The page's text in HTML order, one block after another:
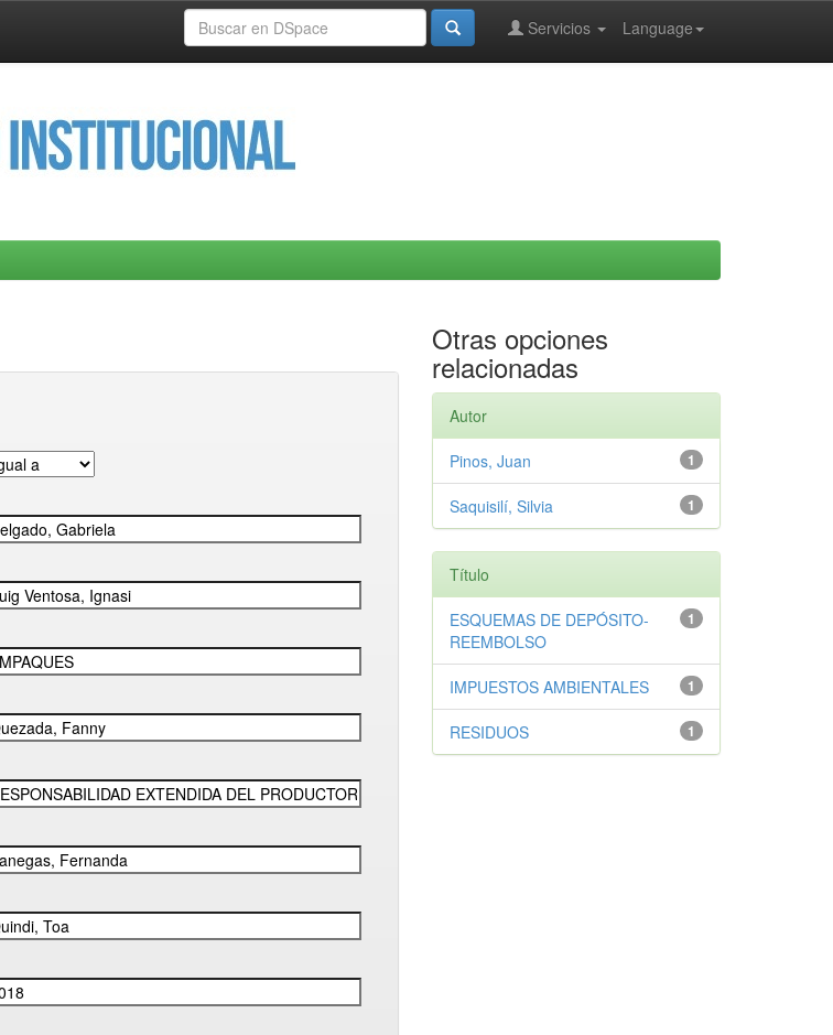
Language
Servicios
Otras opciones
relacionadas
Autor
1
Pinos, Juan
1
Saquisilí, Silvia
Título
1
ESQUEMAS DE DEPÓSITO-
REEMBOLSO
1
IMPUESTOS AMBIENTALES
1
RESIDUOS